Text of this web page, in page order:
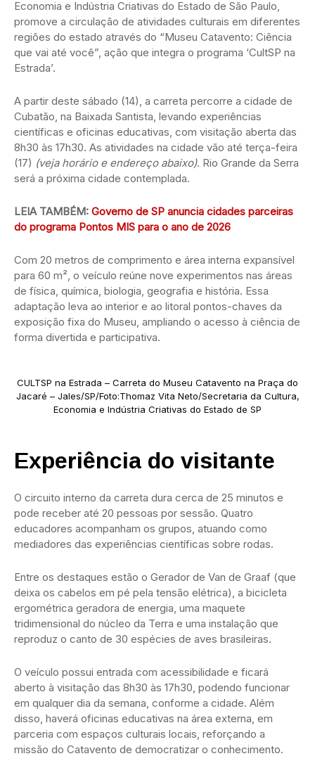
Economia e Indústria Criativas do Estado de São Paulo,
promove a circulação de atividades culturais em diferentes
regiões do estado através do “Museu Catavento: Ciência
que vai até você”, ação que integra o programa ‘CultSP na
Estrada’.
A partir deste sábado (14), a carreta percorre a cidade de
Cubatão, na Baixada Santista, levando experiências
científicas e oficinas educativas, com visitação aberta das
8h30 às 17h30. As atividades na cidade vão até terça-feira
(17) (veja horário e endereço abaixo). Rio Grande da Serra
será a próxima cidade contemplada.
LEIA TAMBÉM: Governo de SP anuncia cidades parceiras
do programa Pontos MIS para o ano de 2026
Com 20 metros de comprimento e área interna expansível
para 60 m², o veículo reúne nove experimentos nas áreas
de física, química, biologia, geografia e história. Essa
adaptação leva ao interior e ao litoral pontos-chaves da
exposição fixa do Museu, ampliando o acesso à ciência de
forma divertida e participativa.
CULTSP na Estrada – Carreta do Museu Catavento na Praça do
Jacaré – Jales/SP/Foto:Thomaz Vita Neto/Secretaria da Cultura,
Economia e Indústria Criativas do Estado de SP
Experiência do visitante
O circuito interno da carreta dura cerca de 25 minutos e
pode receber até 20 pessoas por sessão. Quatro
educadores acompanham os grupos, atuando como
mediadores das experiências científicas sobre rodas.
Entre os destaques estão o Gerador de Van de Graaf (que
deixa os cabelos em pé pela tensão elétrica), a bicicleta
ergométrica geradora de energia, uma maquete
tridimensional do núcleo da Terra e uma instalação que
reproduz o canto de 30 espécies de aves brasileiras.
O veículo possui entrada com acessibilidade e ficará
aberto à visitação das 8h30 às 17h30, podendo funcionar
em qualquer dia da semana, conforme a cidade. Além
disso, haverá oficinas educativas na área externa, em
parceria com espaços culturais locais, reforçando a
missão do Catavento de democratizar o conhecimento.